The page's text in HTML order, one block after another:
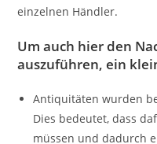
einzelnen Händler.
Um auch hier den
auszuführen, ein
Antiquitäten wurden
Dies bedeutet, dass
müssen und dadurch